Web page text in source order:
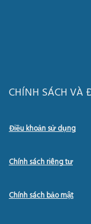
CHÍNH SÁCH VÀ
Điều khoản sử dụng
Chính sách riêng tư
Chính sách bảo mật